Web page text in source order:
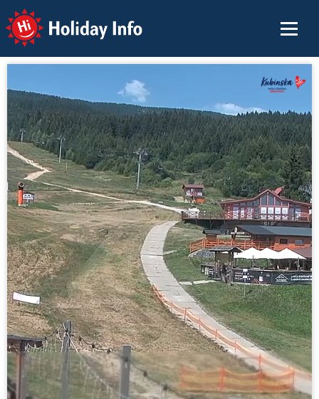
Holiday Info